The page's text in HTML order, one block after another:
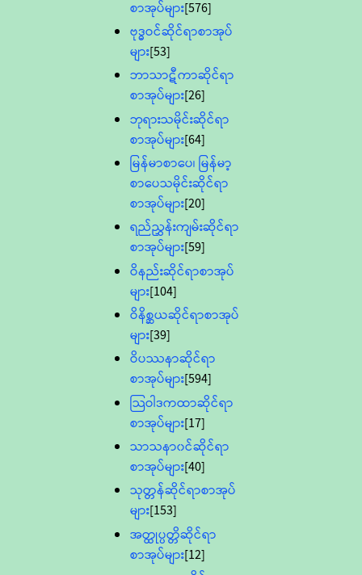
စာအုပ်များ[576]
ဗုဒ္ဓဝင်ဆိုင်ရာစာအုပ်
များ[53]
ဘာသာဋီကာဆိုင်ရာ
စာအုပ်များ[26]
ဘုရားသမိုင်းဆိုင်ရာ
စာအုပ်များ[64]
မြန်မာစာပေ၊ မြန်မာ့
စာပေသမိုင်းဆိုင်ရာ
စာအုပ်များ[20]
ရည်ညွှန်းကျမ်းဆိုင်ရာ
စာအုပ်များ[59]
ဝိနည်းဆိုင်ရာစာအုပ်
များ[104]
ဝိနိစ္ဆယဆိုင်ရာစာအုပ်
များ[39]
ဝိပဿနာဆိုင်ရာ
စာအုပ်များ[594]
သြဝါဒကထာဆိုင်ရာ
စာအုပ်များ[17]
သာသနာ၀င်ဆိုင်ရာ
စာအုပ်များ[40]
သုတ္တန်ဆိုင်ရာစာအုပ်
များ[153]
အတ္ထုပ္ပတ္တိဆိုင်ရာ
စာအုပ်များ[12]